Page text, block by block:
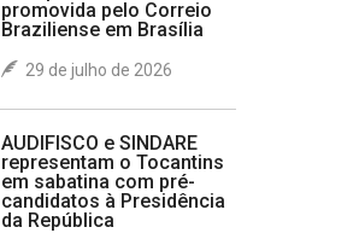
promovida pelo Correio
Braziliense em Brasília
29 de julho de 2026
AUDIFISCO e SINDARE
representam o Tocantins
em sabatina com pré-
candidatos à Presidência
da República